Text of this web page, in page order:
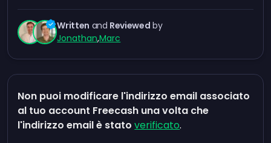
Written and Reviewed by
Jonathan,Marc
Non puoi modificare l'indirizzo email associato
al tuo account Freecash una volta che
l'indirizzo email è statoverificato.